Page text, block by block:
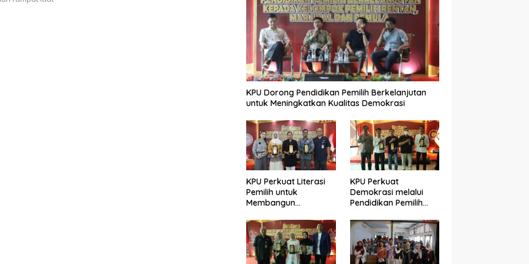
KPU Dorong Pendidikan Pemilih Berkelanjutan
untuk Meningkatkan Kualitas Demokrasi
KPU Perkuat Literasi
Pemilih untuk
Membangun
Berkualitas
KPU Perkuat
Demokrasi melalui
Pendidikan Pemilih
Kelompok Rentan,
Marjinal, dan Pemula